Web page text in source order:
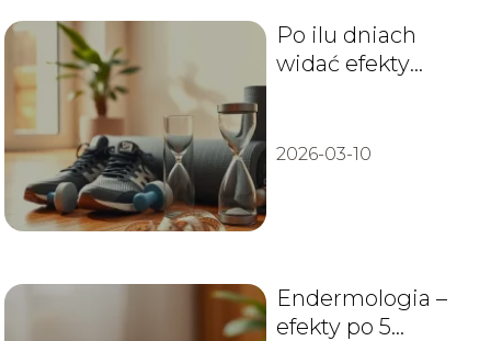
Po ilu dniach
widać efekty
2026-03-10
Endermologia –
efekty po 5